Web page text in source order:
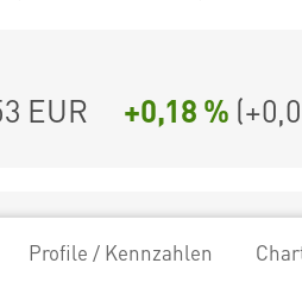
EUR +0,18 % (
Profile / Kennzahlen